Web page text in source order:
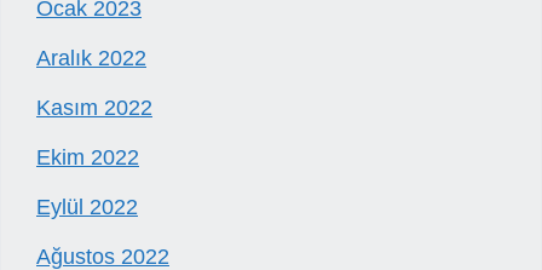
Ocak 2023
Aralık 2022
Kasım 2022
Ekim 2022
Eylül 2022
Ağustos 2022